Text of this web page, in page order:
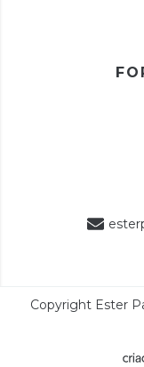
Copyright Ester